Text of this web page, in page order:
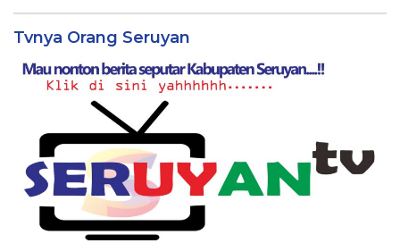
Tvnya Orang Seruyan